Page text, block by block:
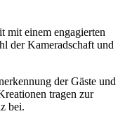
mit einem engagierten
der Kameradschaft und
der Gäste und
tragen zur
bei.